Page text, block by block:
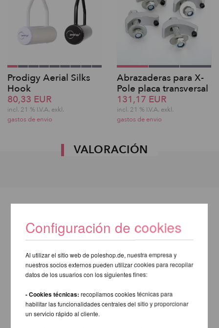
Prodigy Aerial Silks
Hook
80,33 EUR
incl. 21 % I.V.A. exkl.
gastos de envio
Abrazaderas para X-
Pole placa transversal
131,17 EUR
incl. 21 % I.V.A. exkl.
gastos de envio
VALORACIÓN
Configuración de cookies
Al utilizar el sitio web de poleshop.de, nuestra empresa y
nuestros socios externos pueden utilizar cookies para recopilar
datos de los usuarios con los siguientes fines:
- Cookies técnicas:recopilamos cookies técnicas para
habilitar las funcionalidades centrales del sitio y proporcionar
un servicio rápido al cliente.